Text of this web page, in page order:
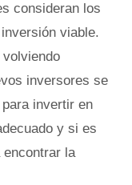
consideran los
viable.
inversores se
invertir en
y si es
la